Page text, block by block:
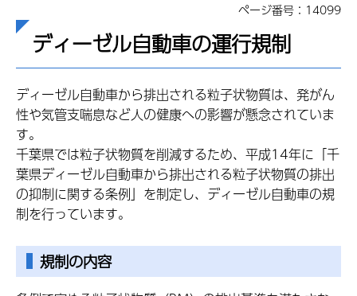
ページ番号：14099
ディーゼル自動車の運行規制
ディーゼル自動車から排出される粒子状物質は、発がん
性や気管支喘息など人の健康への影響が懸念されていま
す。
千葉県では粒子状物質を削減するため、平成14年に「千
葉県ディーゼル自動車から排出される粒子状物質の排出
の抑制に関する条例」を制定し、ディーゼル自動車の規
制を行っています。
規制の内容